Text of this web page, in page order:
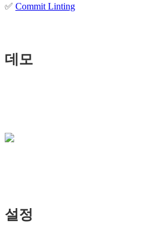
✅ Commit Linting
데모
설정